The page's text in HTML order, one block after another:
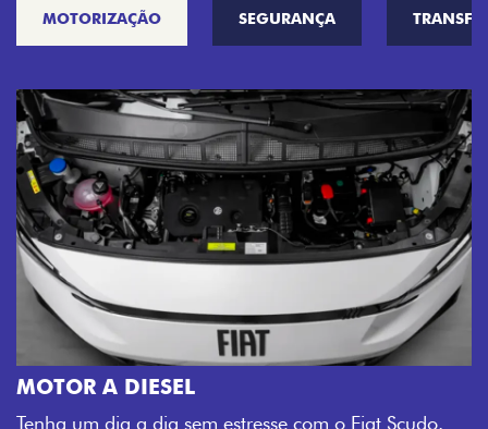
MOTORIZAÇÃO SEGURANÇA
MOTOR A DIESEL
Tenha um dia a dia sem estresse com o Fiat Scudo.